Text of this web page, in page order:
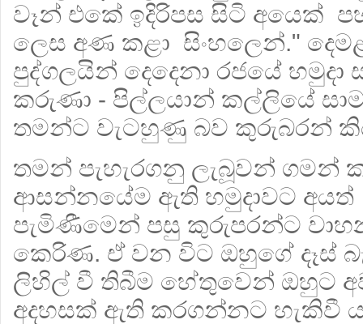
වෑන් එකේ ඉදිරිපස සිටි අයෙක්
ලෙස අණ කළා සිංහලෙන්."
පුද්ගලයින් දෙදෙනා රජයේ
කරුණා - පිල්ලයාන් කල්ලියේ
තමන්ට වැටහුණු බව කුරුබරන්
තමන් පැහැරගනු ලැබූවන් ගමන්
ආසන්නයේම ඇති හමුදාවට
පැමිණීමෙන් පසු කුරුපරන්ට
කෙරිණ. ඒ වන විට ඔහුගේ දෑස්
ලිහිල් වී තිබීම හේතුවෙන් ඔහුට
අදහසක් ඇති කරගන්නට හැකිවී